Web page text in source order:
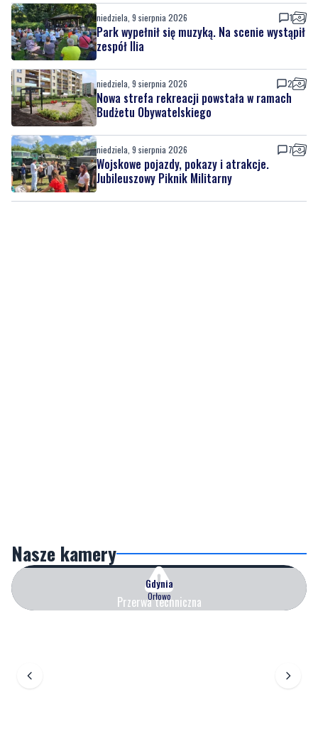
niedziela, 9 sierpnia 2026 1
Park wypełnił się muzyką. Na scenie wystąpił
zespół Ilia
niedziela, 9 sierpnia 2026 2
Nowa strefa rekreacji powstała w ramach
Budżetu Obywatelskiego
niedziela, 9 sierpnia 2026 7
Wojskowe pojazdy, pokazy i atrakcje.
Jubileuszowy Piknik Militarny
Nasze kamery
Przerwa techniczna
Gdynia
Orłowo